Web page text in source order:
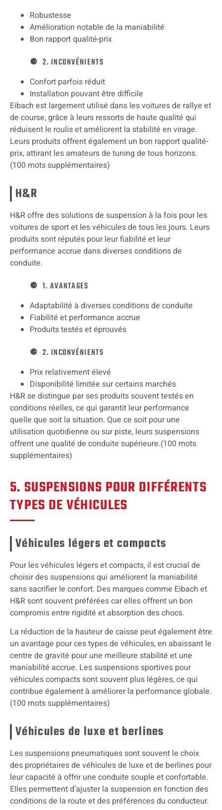
Robustesse
Amélioration notable de la maniabilité
Bon rapport qualité-prix
2. INCONVÉNIENTS
Confort parfois réduit
Installation pouvant être difficile
Eibach est largement utilisé dans les voitures de rallye et
de course, grâce à leurs ressorts de haute qualité qui
réduisent le roulis et améliorent la stabilité en virage.
Leurs produits offrent également un bon rapport qualité-
prix, attirant les amateurs de tuning de tous horizons.
(100 mots supplémentaires)
H&R
H&R offre des solutions de suspension à la fois pour les
voitures de sport et les véhicules de tous les jours. Leurs
produits sont réputés pour leur fiabilité et leur
performance accrue dans diverses conditions de
conduite.
1. AVANTAGES
Adaptabilité à diverses conditions de conduite
Fiabilité et performance accrue
Produits testés et éprouvés
2. INCONVÉNIENTS
Prix relativement élevé
Disponibilité limitée sur certains marchés
H&R se distingue par ses produits souvent testés en
conditions réelles, ce qui garantit leur performance
quelle que soit la situation. Que ce soit pour une
utilisation quotidienne ou sur piste, leurs suspensions
offrent une qualité de conduite supérieure.(100 mots
supplémentaires)
5. SUSPENSIONS POUR DIFFÉRENTS
TYPES DE VÉHICULES
Véhicules légers et compacts
Pour les véhicules légers et compacts, il est crucial de
choisir des suspensions qui améliorent la maniabilité
sans sacrifier le confort. Des marques comme Eibach et
H&R sont souvent préférées car elles offrent un bon
compromis entre rigidité et absorption des chocs.
La réduction de la hauteur de caisse peut également être
un avantage pour ces types de véhicules, en abaissant le
centre de gravité pour une meilleure stabilité et une
maniabilité accrue. Les suspensions sportives pour
véhicules compacts sont souvent plus légères, ce qui
contribue également à améliorer la performance globale.
(100 mots supplémentaires)
Véhicules de luxe et berlines
Les suspensions pneumatiques sont souvent le choix
des propriétaires de véhicules de luxe et de berlines pour
leur capacité à offrir une conduite souple et confortable.
Elles permettent d’ajuster la suspension en fonction des
conditions de la route et des préférences du conducteur.